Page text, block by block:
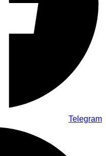
Telegram